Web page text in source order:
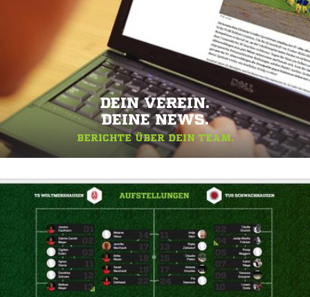
DEIN VEREIN.
DEINE NEWS.
BERICHTE ÜBER DEIN TEAM.